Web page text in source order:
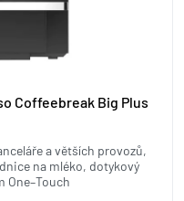
Coffeebreak Big Plus
a větších provozů,
na mléko, dotykový
One–Touch